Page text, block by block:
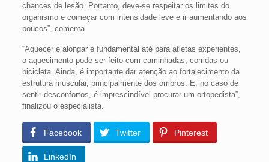
chances de lesão. Portanto, deve-se respeitar os limites do
organismo e começar com intensidade leve e ir aumentando aos
poucos”, comenta.
“Aquecer e alongar é fundamental até para atletas experientes,
o aquecimento pode ser feito com caminhadas, corridas ou
bicicleta. Ainda, é importante dar atenção ao fortalecimento da
estrutura muscular, principalmente dos ombros. E, no caso de
sentir desconfortos, é imprescindível procurar um ortopedista”,
finalizou o especialista.
Facebook Twitter Pinterest
LinkedIn